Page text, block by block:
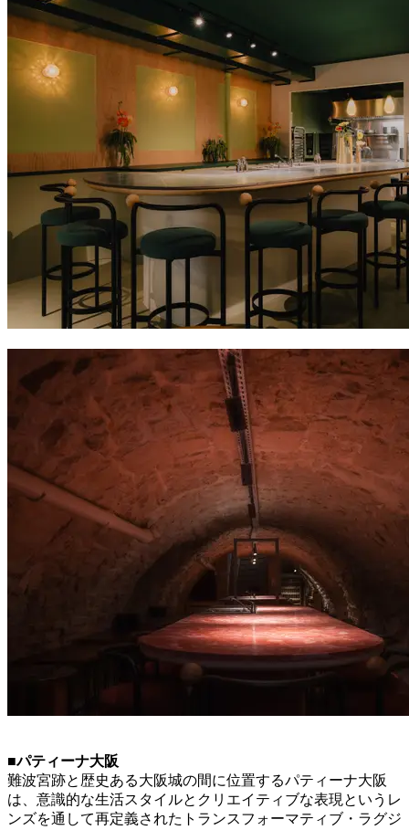
■パティーナ大阪
難波宮跡と歴史ある大阪城の間に位置するパティーナ大阪
は、意識的な生活スタイルとクリエイティブな表現というレ
ンズを通して再定義されたトランスフォーマティブ・ラグジ